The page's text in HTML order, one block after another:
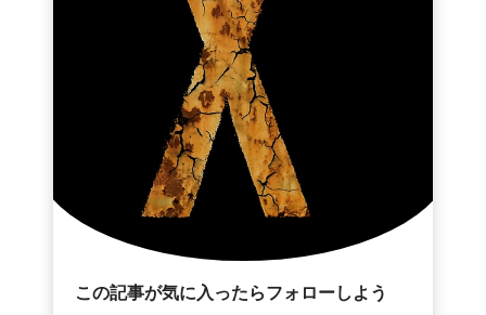
この記事が気に入ったらフォローしよう